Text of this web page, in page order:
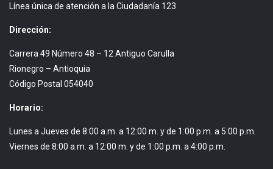
Línea única de atención a la Ciudadanía 123
Dirección:
Carrera 49 Número 48 – 12 Antiguo Carulla
Rionegro – Antioquia
Código Postal 054040
Horario:
Lunes a Jueves de 8:00 a.m. a 12:00 m. y de 1:00 p.m. a 5:00 p.m.
Viernes de 8:00 a.m. a 12:00 m. y de 1:00 p.m. a 4:00 p.m.